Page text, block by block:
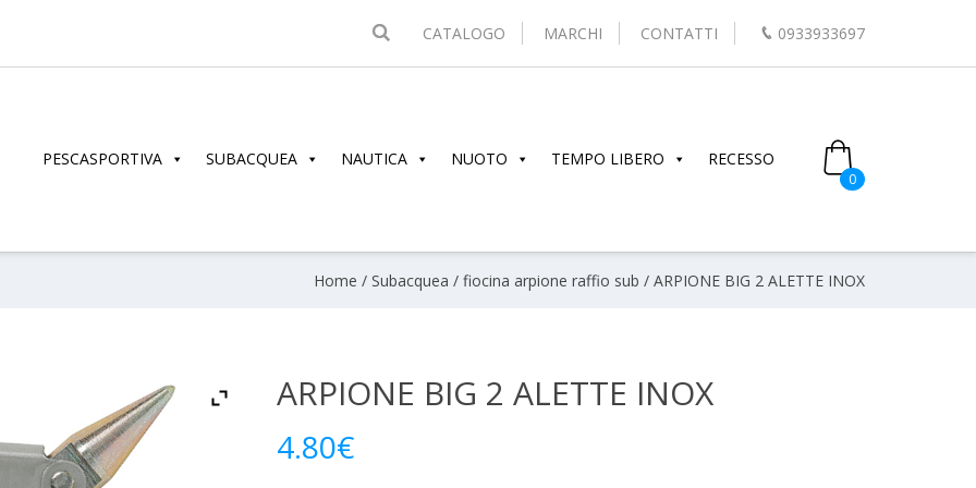
CATALOGO MARCHI CONTATTI 0933933697
PESCASPORTIVA SUBACQUEA NAUTICA NUOTO TEMPO LIBERO RECESSO
0
Home / Subacquea / fiocina arpione raffio sub / ARPIONE BIG 2 ALETTE INOX
ARPIONE BIG 2 ALETTE INOX
4.80€